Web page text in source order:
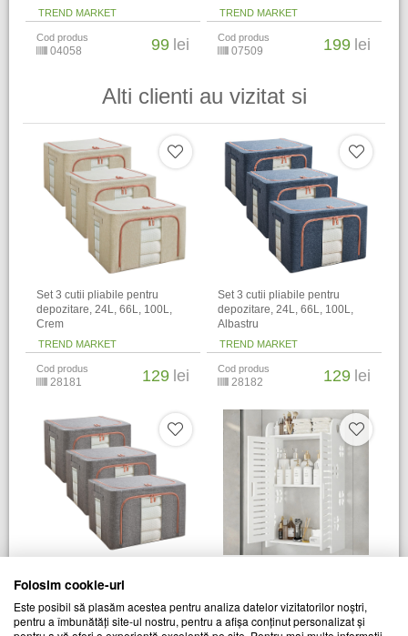
TREND MARKET
Cod produs
04058 99 lei
TREND MARKET
Cod produs
07509 199 lei
Alti clienti au vizitat si
Set 3 cutii pliabile pentru
depozitare, 24L, 66L, 100L,
Crem
TREND MARKET
Cod produs
28181 129 lei
Set 3 cutii pliabile pentru
depozitare, 24L, 66L, 100L,
Albastru
TREND MARKET
Cod produs
28182 129 lei
Set 3 cutii pliabile pentru
depozitare, 24L, 66L, 100L, Gri
TREND MARKET TREND MARKET
Folosim cookie-uri
Este posibil să plasăm acestea pentru analiza datelor vizitatorilor noștri,
pentru a îmbunătăți site-ul nostru, pentru a afișa conținut personalizat și